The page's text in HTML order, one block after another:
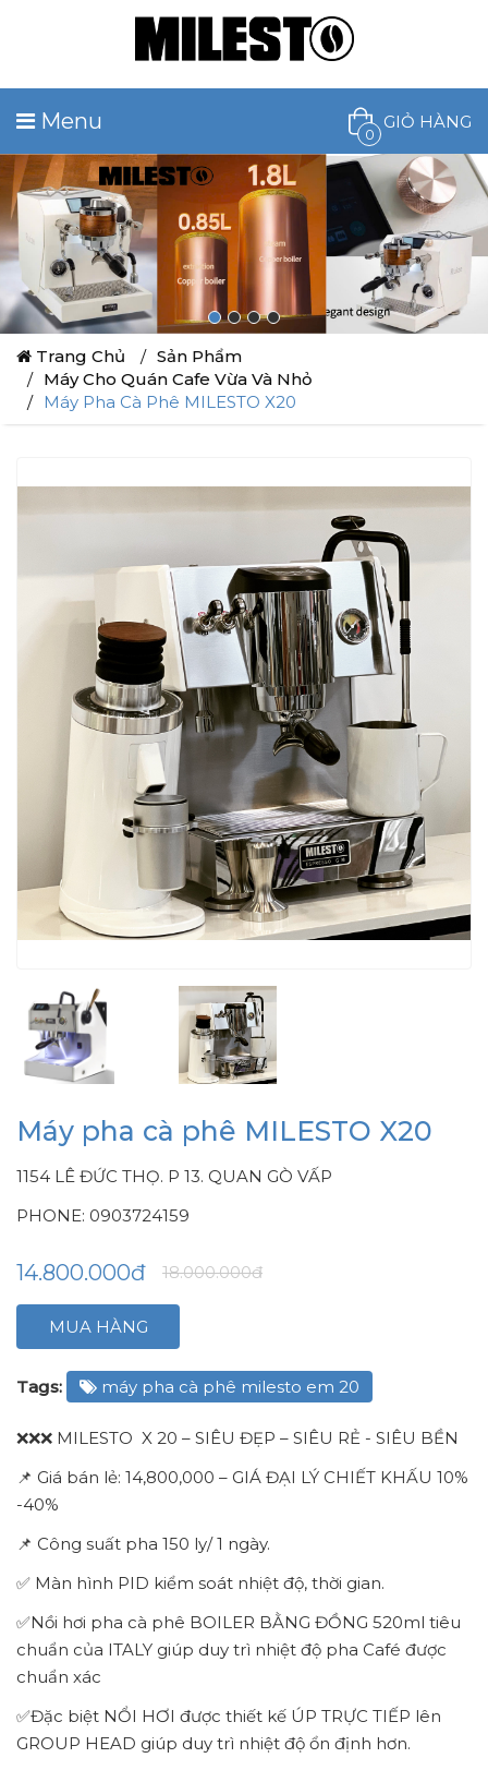
Menu 0
GIỎ HÀNG
Trang Chủ
Sản Phẩm
Máy Cho Quán Cafe Vừa Và Nhỏ
Máy Pha Cà Phê MILESTO X20
Máy pha cà phê MILESTO X20
1154 LÊ ĐỨC THỌ. P 13. QUAN GÒ VẤP
PHONE: 0903724159
14.800.000đ 18.000.000đ
MUA HÀNG
Tags: máy pha cà phê milesto em 20
❌❌❌ MILESTO X 20 – SIÊU ĐẸP – SIÊU RẺ - SIÊU BỀN
📌 Giá bán lẻ: 14,800,000 – GIÁ ĐẠI LÝ CHIẾT KHẤU 10%
-40%
📌 Công suất pha 150 ly/ 1 ngày.
✅ Màn hình PID kiểm soát nhiệt độ, thời gian.
✅Nồi hơi pha cà phê BOILER BẰNG ĐỒNG 520ml tiêu
chuẩn của ITALY giúp duy trì nhiệt độ pha Café được
chuẩn xác
✅Đặc biệt NỔI HƠI được thiết kế ÚP TRỰC TIẾP lên
GROUP HEAD giúp duy trì nhiệt độ ổn định hơn.